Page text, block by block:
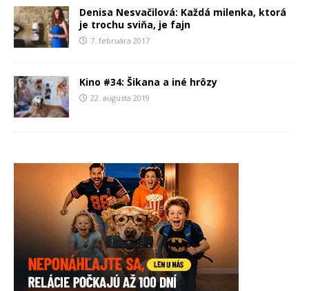
Denisa Nesvačilová: Každá milenka, ktorá
je trochu sviňa, je fajn
7. februára 2017
Kino #34: Šikana a iné hrôzy
22. augusta 2019